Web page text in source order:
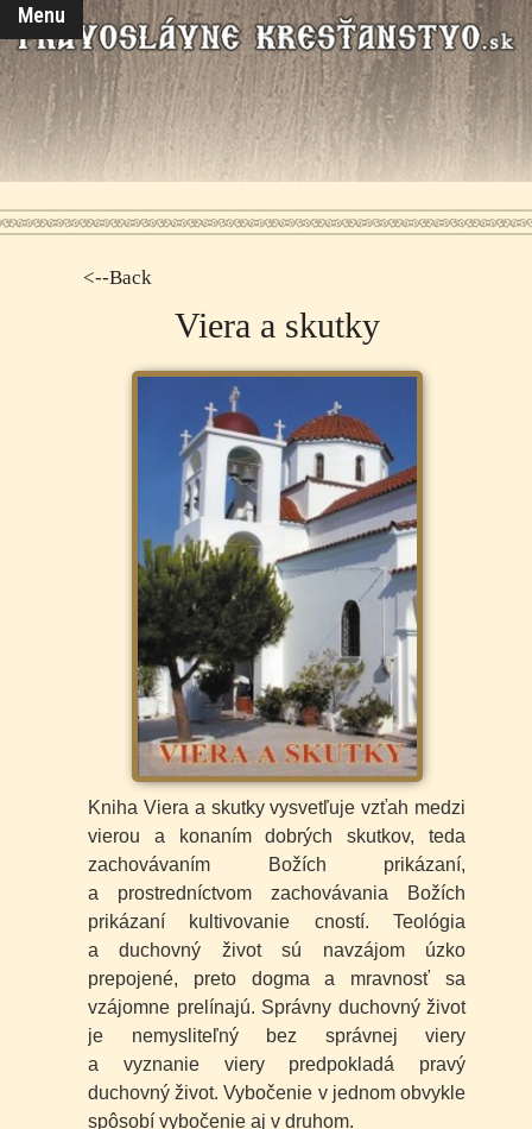
Menu
<--Back
Viera a skutky
Kniha Viera a skutkyvysvetľuje vzťah medzi
vierou a konaním dobrých skutkov, teda
zachovávaním Božích prikázaní,
a prostredníctvom zachovávania Božích
prikázaní kultivovanie cností. Teológia
a duchovný život sú navzájom úzko
prepojené, preto dogma a mravnosť sa
vzájomne prelínajú. Správny duchovný život
je nemysliteľný bez správnej viery
a vyznanie viery predpokladá pravý
duchovný život. Vybočenie v jednom obvykle
spôsobí vybočenie aj v druhom.